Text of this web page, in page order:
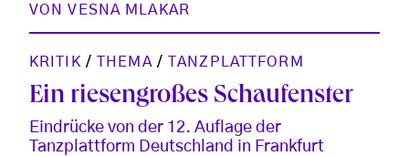
VONVESNA MLAKAR
KRITIK / THEMA / TANZPLATTFORM
Ein riesengroßes Schaufenster
Eindrücke von der 12. Auflage der
Tanzplattform Deutschland in Frankfurt